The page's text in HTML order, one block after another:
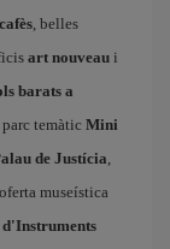
, belles
art nouveau i
barats a
temàtic Mini
de Justícia,
museística
d'Instruments